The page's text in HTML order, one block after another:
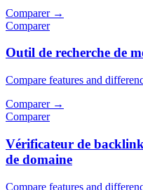
Comparer→
Comparer
Outil de recherche de
Compare features and
Comparer→
Comparer
Vérificateur de
de domaine
Compare features and